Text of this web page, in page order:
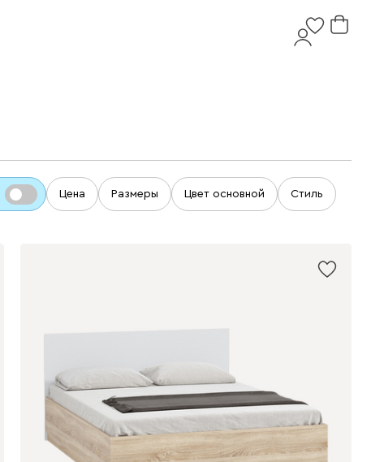
Цена Размеры Цвет основной Стиль